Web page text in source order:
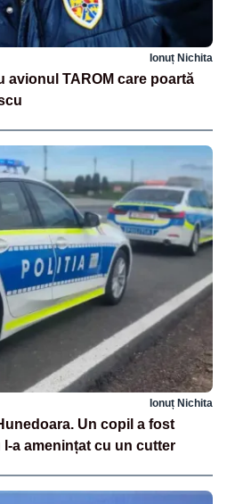
Ionuț Nichita
avionul TAROM care poartă
Ionuț Nichita
Un copil a fost
a amenințat cu un cutter